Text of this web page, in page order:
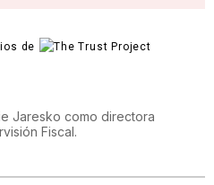
de
Jaresko como directora
Fiscal.